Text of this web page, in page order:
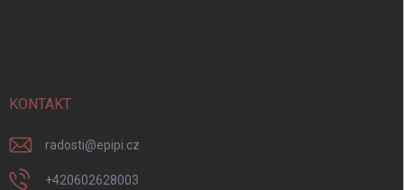
KONTAKT
radosti@epipi.cz
+420602628003